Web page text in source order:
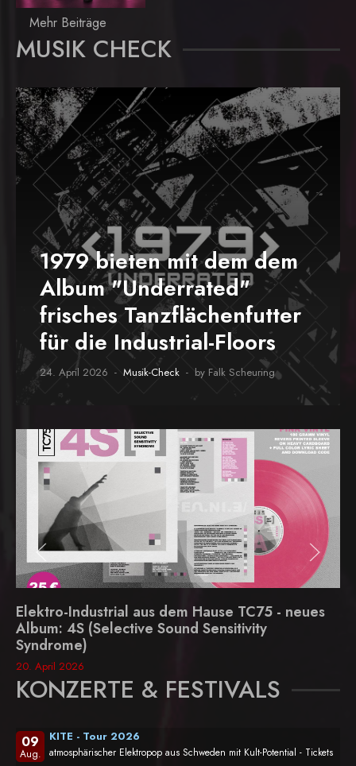
Mehr Beiträge
MUSIK CHECK
1979 bieten mit dem dem
Album "Underrated"
frisches Tanzflächenfutter
für die Industrial-Floors
24. April 2026 Musik-Check by Falk Scheuring
Elektro-Industrial aus dem Hause TC75 - neues
Album: 4S (Selective Sound Sensitivity
Syndrome)
20. April 2026
KONZERTE & FESTIVALS
09
Aug.
KITE - Tour 2026
atmosphärischer Elektropop aus Schweden mit Kult-Potential - Tickets